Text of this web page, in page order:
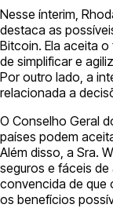
Nesse ínterim,
destaca as
Bitcoin. Ela aceita
de simplificar e
Por outro lado, a
relacionada a
O Conselho Geral
países podem
Além disso, a Sra.
seguros e fáceis
convencida de que
os benefícios